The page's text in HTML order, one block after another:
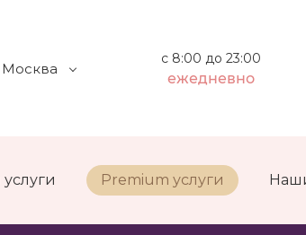
Москва
с 8:00 до 23:00
ежедневно
Premium услуги